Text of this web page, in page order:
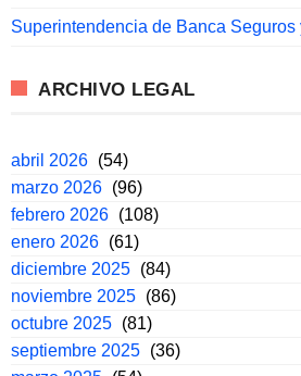
Superintendencia de Banca Seguros
ARCHIVO LEGAL
abril 2026 (54)
marzo 2026 (96)
febrero 2026 (108)
enero 2026 (61)
diciembre 2025 (84)
noviembre 2025 (86)
octubre 2025 (81)
septiembre 2025 (36)